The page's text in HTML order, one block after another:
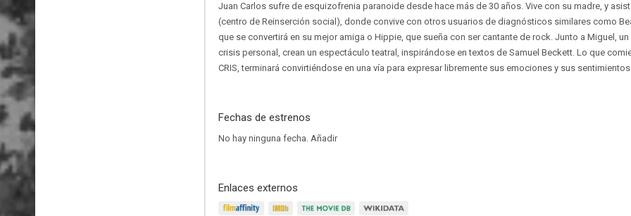
Juan Carlos sufre de esquizofrenia paranoide desde hace más de 30 años. Vive con su madre, y
(centro de Reinserción social), donde convive con otros usuarios de diagnósticos similares como
que se convertirá en su mejor amiga o Hippie, que sueña con ser cantante de rock. Junto a Miguel,
crisis personal, crean un espectáculo teatral, inspirándose en textos de Samuel Beckett. Lo que
CRIS, terminará convirtiéndose en una vía para expresar libremente sus emociones y sus
Fechas de estrenos
No hay ninguna fecha. Añadir
Enlaces externos